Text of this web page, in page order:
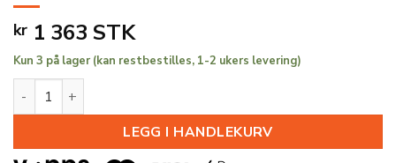
kr 1 363 STK
Kun 3 på lager (kan restbestilles, 1-2 ukers levering)
ROSETT R11 PU 660MM antall
LEGG I HANDLEKURV